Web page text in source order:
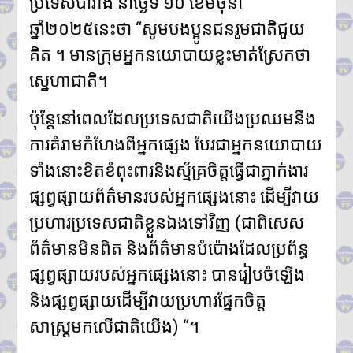
សម្រាប់អាជីវករភៀសសឹក នៅភូមិ
រង់ចាំ ជំហានដំបូង
ប្រមាណ៣០០តូប
លោក ទូច សុឃៈ បញ្ជាក់ថា៖ យុវតី
សិង្ហបុរី មក កម្ពុជាដោយសារបញ្ហា
មនុស្ស
លោក ថម អេនឌ្រូ «ខ្ញុំរំជួលចិត្ត
ពេលពួកគាត់យំ ពេលនិយាយមក
កាន់ខ្ញុំ ពួកគាត់មិនអាចទៅផ្ទះវិញ
ដោយសារថៃគ្រប់គ្រង ពួកគាត់
សមនឹងត្រឡប់ទៅផ្ទះវិញ»
អ្នកនាំពាក្យក្រសួងព័ត៌មាន៖
គេហទំព័រមន្ទីរព័ត៌មានរាជធានី-ខេត្ត
ត្រូវក្លាយជាច្រកផ្តល់ព័ត៌មានផ្លូវការ
ឆ្នាំ២០២៥នេះថា “សូមបងប្អូនជនរួមជាតិជួយ
គិត ។ មានក្រុមអ្នកនយោបាយខ្លះមាត់ស្រែកថា
ស្នេហាជាតិ។
ប៉ុន្តែនៅពេលដែលប្រទេសជាតិយើងប្រឈមនឹង
ការគំរាមកំហែងពីអ្នកផ្សេង បែរជាអ្នកនយោបាយ
ទាំងនោះខិតខំពុះពារនិងស្ម័គ្រចិត្តធ្វើជាភ្នាក់ងារ
ផ្សព្វផ្សាយព័ត៌មានរបស់អ្នកផ្សេងនោះ ដើម្បីវាយ
ប្រហារប្រទេសជាតិខ្លួនឯងទៅវិញ (ជាពិសេស
ព័ត៌មានមិនពិត និងព័ត៌មានបំប៉ោងដែលប្រព័ន្ធ
ផ្សព្វផ្សាយរបស់អ្នកផ្សេងនោះ បានរៀបចំឡើង
និងផ្សព្វផ្សាយដើម្បីវាយប្រហារផ្នែកចិត្ត
សាស្ត្រមកលើជាតិយើង) “។